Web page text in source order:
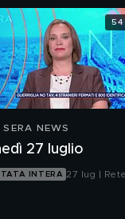
NEWS
27 luglio
INTERA 27 lug |
54